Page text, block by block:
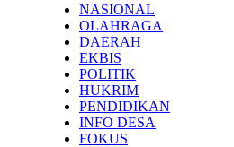
NASIONAL
OLAHRAGA
DAERAH
EKBIS
POLITIK
HUKRIM
PENDIDIKAN
INFO DESA
FOKUS